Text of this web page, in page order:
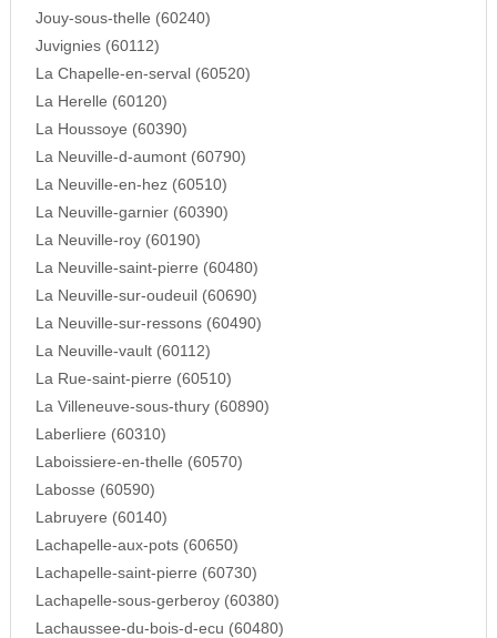
Jouy-sous-thelle (60240)
Juvignies (60112)
La Chapelle-en-serval (60520)
La Herelle (60120)
La Houssoye (60390)
La Neuville-d-aumont (60790)
La Neuville-en-hez (60510)
La Neuville-garnier (60390)
La Neuville-roy (60190)
La Neuville-saint-pierre (60480)
La Neuville-sur-oudeuil (60690)
La Neuville-sur-ressons (60490)
La Neuville-vault (60112)
La Rue-saint-pierre (60510)
La Villeneuve-sous-thury (60890)
Laberliere (60310)
Laboissiere-en-thelle (60570)
Labosse (60590)
Labruyere (60140)
Lachapelle-aux-pots (60650)
Lachapelle-saint-pierre (60730)
Lachapelle-sous-gerberoy (60380)
Lachaussee-du-bois-d-ecu (60480)